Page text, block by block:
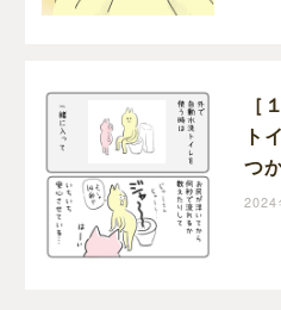
［
ト
つ
な
2024